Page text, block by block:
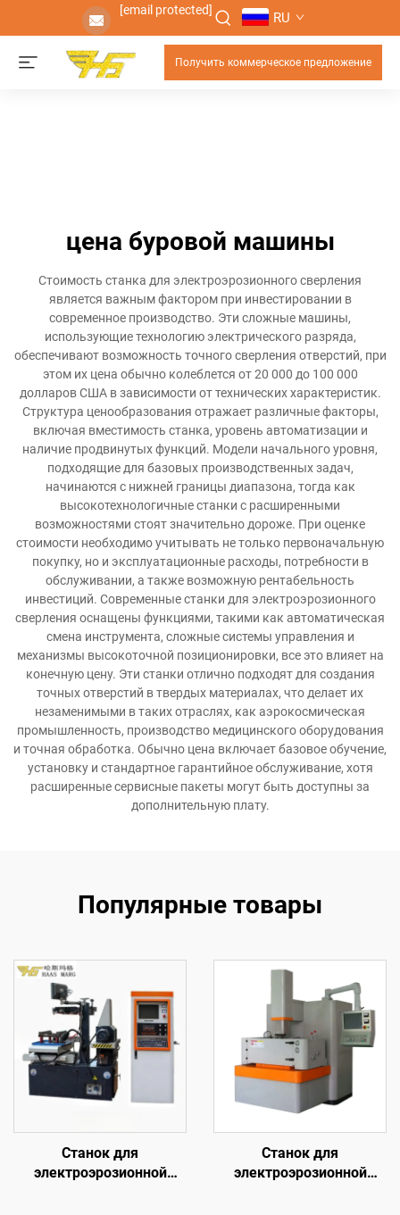
[email protected] RU
Получить коммерческое предложение
цена буровой машины
Стоимость станка для электроэрозионного сверления
является важным фактором при инвестировании в
современное производство. Эти сложные машины,
использующие технологию электрического разряда,
обеспечивают возможность точного сверления отверстий, при
этом их цена обычно колеблется от 20 000 до 100 000
долларов США в зависимости от технических характеристик.
Структура ценообразования отражает различные факторы,
включая вместимость станка, уровень автоматизации и
наличие продвинутых функций. Модели начального уровня,
подходящие для базовых производственных задач,
начинаются с нижней границы диапазона, тогда как
высокотехнологичные станки с расширенными
возможностями стоят значительно дороже. При оценке
стоимости необходимо учитывать не только первоначальную
покупку, но и эксплуатационные расходы, потребности в
обслуживании, а также возможную рентабельность
инвестиций. Современные станки для электроэрозионного
сверления оснащены функциями, такими как автоматическая
смена инструмента, сложные системы управления и
механизмы высокоточной позиционировки, все это влияет на
конечную цену. Эти станки отлично подходят для создания
точных отверстий в твердых материалах, что делает их
незаменимыми в таких отраслях, как аэрокосмическая
промышленность, производство медицинского оборудования
и точная обработка. Обычно цена включает базовое обучение,
установку и стандартное гарантийное обслуживание, хотя
расширенные сервисные пакеты могут быть доступны за
дополнительную плату.
Популярные товары
Станок для
электроэрозионной
Станок для
электроэрозионной